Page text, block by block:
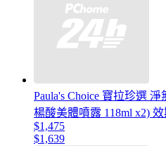
Paula's Choice 寶拉珍選
楊酸美體噴露 118ml x2) 效
$1,475
$1,639